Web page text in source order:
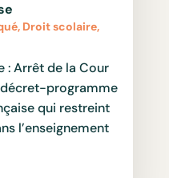
, Droit scolaire,
: Arrêt de la Cour
programme
qui restreint
l’enseignement